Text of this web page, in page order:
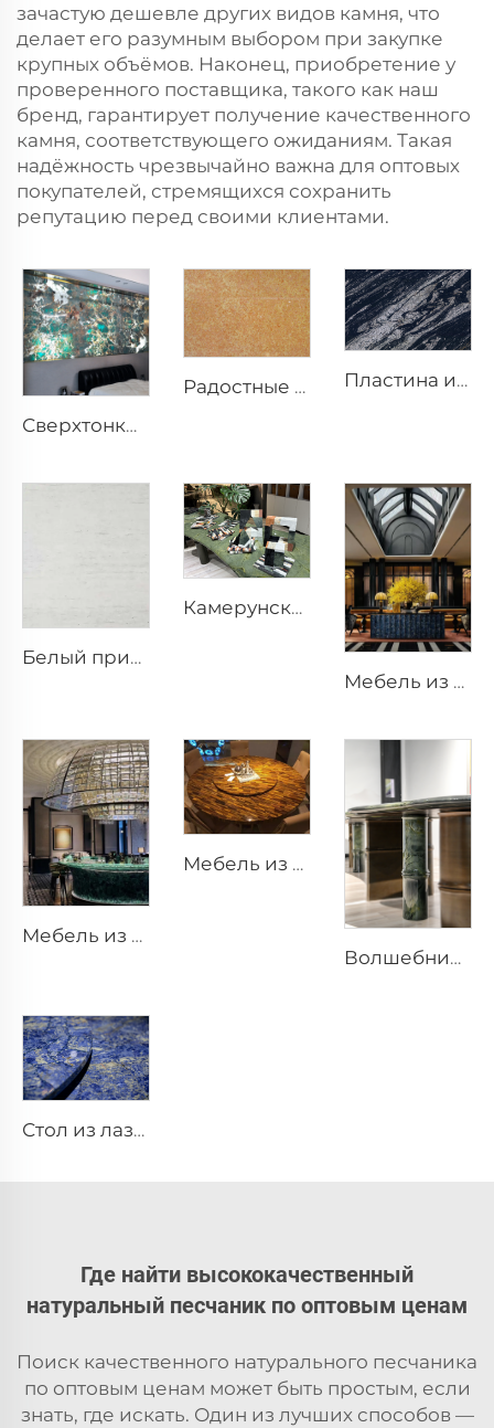
зачастую дешевле других видов камня, что
делает его разумным выбором при закупке
крупных объёмов. Наконец, приобретение у
проверенного поставщика, такого как наш
бренд, гарантирует получение качественного
камня, соответствующего ожиданиям. Такая
надёжность чрезвычайно важна для оптовых
покупателей, стремящихся сохранить
репутацию перед своими клиентами.
Сверхтонкий камень
Радостные песни ракушек, природный известняк с уникальными особенностями, плита Пластина из натурального черного кварцита Manhattan Black
Белый природный пористый травертиновый каменный лист из Гуанси
Камерунская мозаичная шкатулка из камня, изделия из камня, произведения искусства из камня, каменные украшения
Мебель из боливийского голубого камня, каменные резные изделия
Мебель из зелёного флюорита, каменные украшения
Мебель из тигрового глаза, каменные произведения искусства
Волшебник страны Оз, каменная мебель, каменный дизайн, каменный стол
Стол из лазурита, стол из камня с каменным дизайном, обеденный стол из камня, каменная мебель
Где найти высококачественный
натуральный песчаник по оптовым ценам
Поиск качественного натурального песчаника
по оптовым ценам может быть простым, если
знать, где искать. Один из лучших способов —